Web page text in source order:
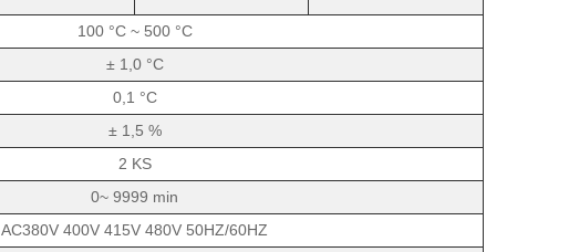
100 °C ~ 500 °C
± 1,0 °C
0,1 °C
± 1,5 %
2 KS
0~ 9999 min
AC380V 400V 415V 480V 50HZ/60HZ